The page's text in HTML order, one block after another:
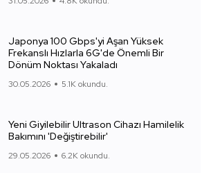
Japonya 100 Gbps'yi Aşan Yüksek
Frekanslı Hızlarla 6G'de Önemli Bir
Dönüm Noktası Yakaladı
30.05.2026 5.1K okundu.
Yeni Giyilebilir Ultrason Cihazı Hamilelik
Bakımını 'Değiştirebilir'
29.05.2026 6.2K okundu.